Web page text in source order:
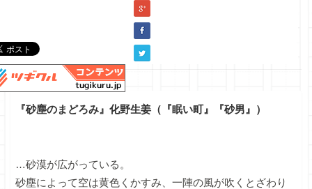
『砂塵のまどろみ』化野生姜（『眠い町』『砂男』）
…砂漠が広がっている。
砂塵によって空は黄色くかすみ、一陣の風が吹くとざわり